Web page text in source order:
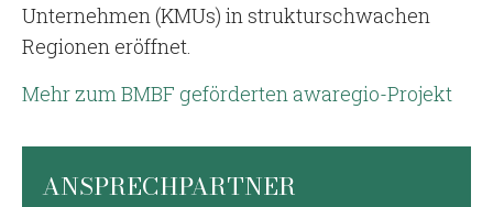
Unternehmen (KMUs) in strukturschwachen
Regionen eröffnet.
Mehr zum BMBF geförderten awaregio-Projekt
ANSPRECHPARTNER